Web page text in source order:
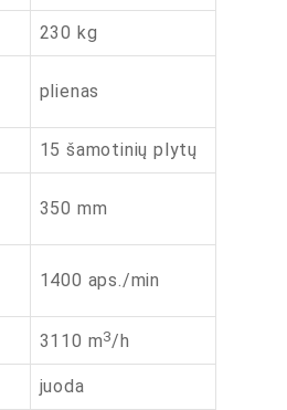
230 kg
plienas
15 šamotinių plytų
350 mm
1400 aps./min
3110 m3/h
juoda